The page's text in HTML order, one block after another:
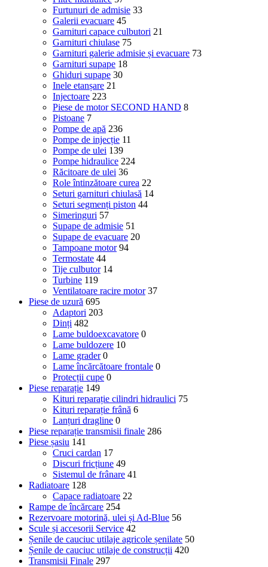
Furtunuri de admisie 33
Galerii evacuare 45
Garnituri capace culbutori 21
Garnituri chiulase 75
Garnituri galerie admisie și evacuare 73
Garnituri supape 18
Ghiduri supape 30
Inele etanșare 21
Injectoare 223
Piese de motor SECOND HAND 8
Pistoane 7
Pompe de apă 236
Pompe de injecție 11
Pompe de ulei 139
Pompe hidraulice 224
Răcitoare de ulei 36
Role întinzătoare curea 22
Seturi garnituri chiulasă 14
Seturi segmenți piston 44
Simeringuri 57
Supape de admisie 51
Supape de evacuare 20
Tampoane motor 94
Termostate 44
Tije culbutor 14
Turbine 119
Ventilatoare racire motor 37
Piese de uzură 695
Adaptori 203
Dinți 482
Lame buldoexcavatore 0
Lame buldozere 10
Lame grader 0
Lame încărcătoare frontale 0
Protecții cupe 0
Piese reparație 149
Kituri reparație cilindri hidraulici 75
Kituri reparație frână 6
Lanțuri dragline 0
Piese reparație transmisii finale 286
Piese șasiu 141
Cruci cardan 17
Discuri fricțiune 49
Sistemul de frânare 41
Radiatoare 128
Capace radiatoare 22
Rampe de încărcare 254
Rezervoare motorină, ulei și Ad-Blue 56
Scule și accesorii Service 42
Șenile de cauciuc utilaje agricole șenilate 50
Șenile de cauciuc utilaje de construcții 420
Transmisii Finale 297